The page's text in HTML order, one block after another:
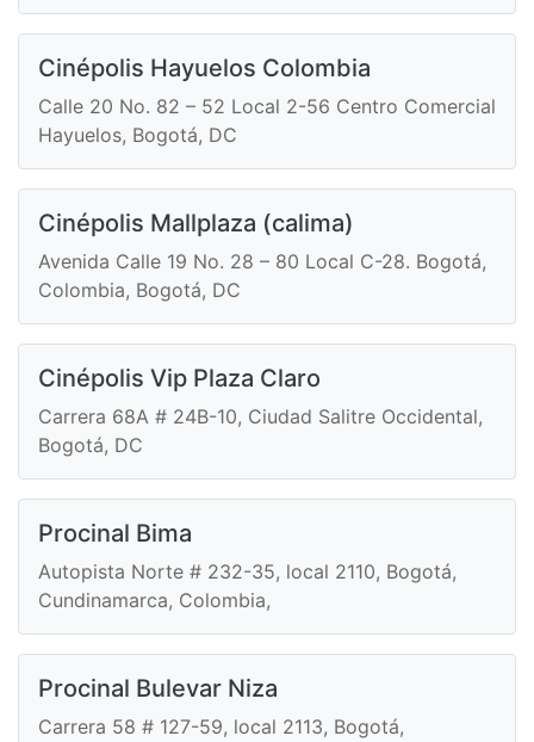
Cinépolis Hayuelos Colombia
Calle 20 No. 82 – 52 Local 2-56 Centro Comercial
Hayuelos, Bogotá, DC
Cinépolis Mallplaza (calima)
Avenida Calle 19 No. 28 – 80 Local C-28. Bogotá,
Colombia, Bogotá, DC
Cinépolis Vip Plaza Claro
Carrera 68A # 24B-10, Ciudad Salitre Occidental,
Bogotá, DC
Procinal Bima
Autopista Norte # 232-35, local 2110, Bogotá,
Cundinamarca, Colombia,
Procinal Bulevar Niza
Carrera 58 # 127-59, local 2113, Bogotá,